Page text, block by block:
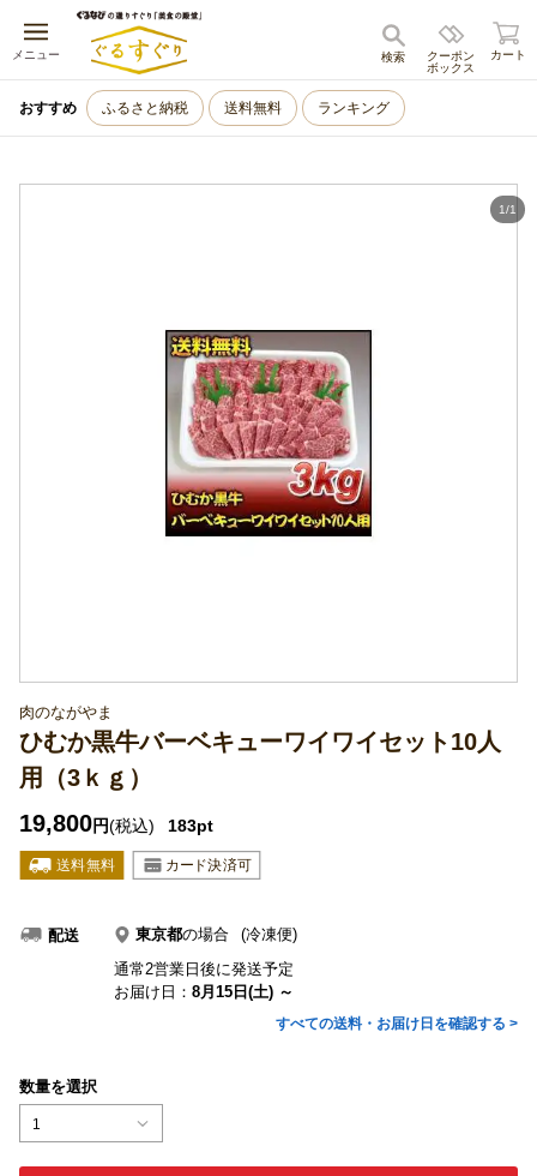
メニュー
キャンセル
クーポン
ボックス
検索 カート
おすすめ ふるさと納税 送料無料 ランキング
1/1
肉のながやま
ひむか黒牛バーベキューワイワイセット10人
用（3ｋｇ）
19,800円(税込) 183pt
配送 東京都の場合
(冷凍便)
通常2営業日後に発送予定
お届け日： 8月15日(土) ～
すべての送料・お届け日を確認する >
数量を選択
1